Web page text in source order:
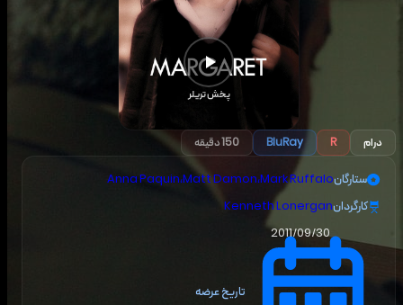
پخش تریلر
درام R
BluRay 150 دقیقه
ستارگان Anna Paquin،Matt Damon،Mark Ruffalo
کارگردانKenneth Lonergan
تاریخ عرضه
2011/09/30